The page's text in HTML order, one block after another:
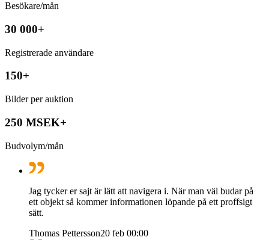
Besökare/mån
30 000+
Registrerade användare
150+
Bilder per auktion
250 MSEK+
Budvolym/mån
Jag tycker er sajt är lätt att navigera i. När man väl budar på
ett objekt så kommer informationen löpande på ett proffsigt
sätt.
Thomas Pettersson20 feb 00:00